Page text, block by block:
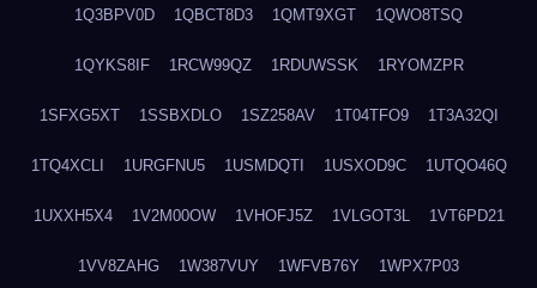
1Q3BPV0D 1QBCT8D3 1QMT9XGT 1QWO8TSQ
1QYKS8IF 1RCW99QZ 1RDUWSSK 1RYOMZPR
1SFXG5XT 1SSBXDLO 1SZ258AV 1T04TFO9 1T3A32QI
1TQ4XCLI 1URGFNU5 1USMDQTI 1USXOD9C 1UTQO46Q
1UXXH5X4 1V2M00OW 1VHOFJ5Z 1VLGOT3L 1VT6PD21
1VV8ZAHG 1W387VUY 1WFVB76Y 1WPX7P03